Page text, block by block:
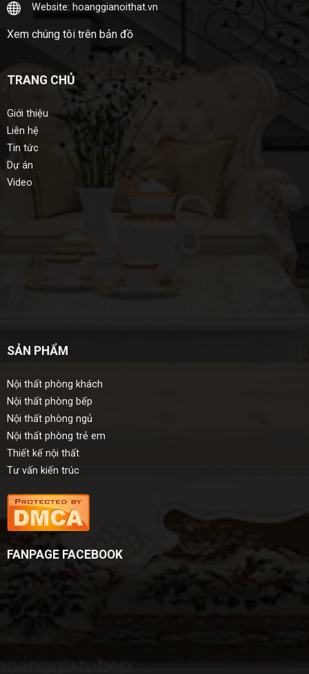
Website: hoanggianoithat.vn
Xem chúng tôi trên bản đồ
TRANG CHỦ
Giới thiệu
Liên hệ
Tin tức
Dự án
Video
SẢN PHẨM
Nội thất phòng khách
Nội thất phòng bếp
Nội thất phòng ngủ
Nội thất phòng trẻ em
Thiết kế nội thất
Tư vấn kiến trúc
FANPAGE FACEBOOK